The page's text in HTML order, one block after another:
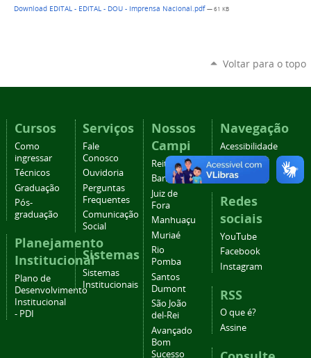
Download EDITAL - EDITAL - DOU - Imprensa Nacional.pdf— 61 KB
Voltar para o topo
Cursos
Como
ingressar
Técnicos
Graduação
Pós-
graduação
Planejamento
Institucional
Plano de
Desenvolvimento
Institucional
- PDI
Serviços
Fale
Conosco
Ouvidoria
Perguntas
Frequentes
Comunicação
Social
Sistemas
Sistemas
Institucionais
Nossos
Campi
Reitoria
Barbacena
Juiz de
Fora
Manhuaçu
Muriaé
Rio
Pomba
Santos
Dumont
São João
del-Rei
Avançado
Bom
Sucesso
Navegação
Acessibilidade
Mapa do
site
Redes
sociais
YouTube
Facebook
Instagram
RSS
O que é?
Assine